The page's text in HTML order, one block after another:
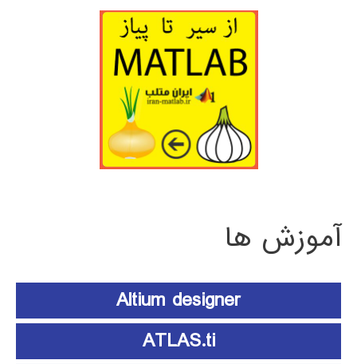
آموزش ها
Altium designer
ATLAS.ti